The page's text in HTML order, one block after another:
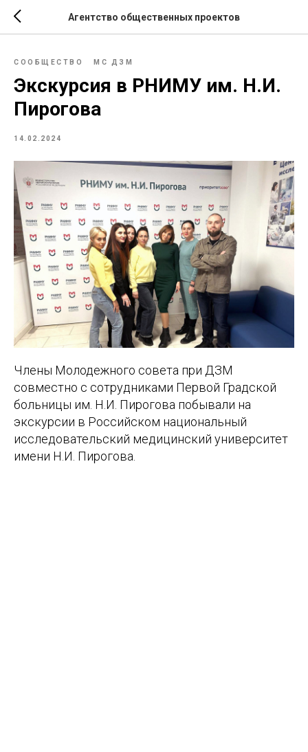
Агентство общественных проектов
СООБЩЕСТВО МС ДЗМ
Экскурсия в РНИМУ им. Н.И.
Пирогова
14.02.2024
Члены Молодежного совета при ДЗМ
совместно с сотрудниками Первой Градской
больницы им. Н.И. Пирогова побывали на
экскурсии в Российском национальный
исследовательский медицинский университет
имени Н.И. Пирогова.